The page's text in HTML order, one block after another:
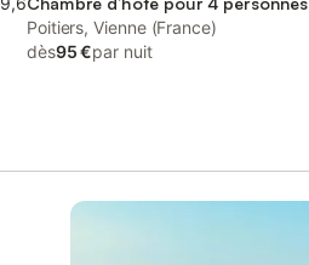
Poitiers, Vienne (France)
dès95 €par nuit